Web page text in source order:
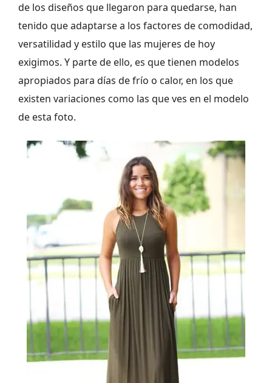
de los diseños que llegaron para quedarse, han
tenido que adaptarse a los factores de comodidad,
versatilidad y estilo que las mujeres de hoy
exigimos. Y parte de ello, es que tienen modelos
apropiados para días de frío o calor, en los que
existen variaciones como las que ves en el modelo
de esta foto.